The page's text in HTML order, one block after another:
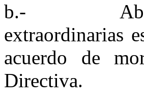
b.- Abonar
extraordinarias
acuerdo de
Directiva.